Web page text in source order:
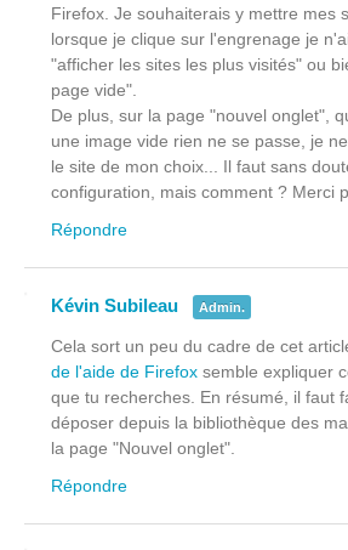
Firefox. Je souhaiterais y mettre mes
lorsque je clique sur l'engrenage je
"afficher les sites les plus visités" ou
page vide".
De plus, sur la page "nouvel onglet",
une image vide rien ne se passe, je
le site de mon choix... Il faut sans
configuration, mais comment ? Merci
Répondre
Kévin Subileau Admin.
Cela sort un peu du cadre de cet
de l'aide de Firefox semble expliquer
que tu recherches. En résumé, il faut
déposer depuis la bibliothèque des
la page "Nouvel onglet".
Répondre